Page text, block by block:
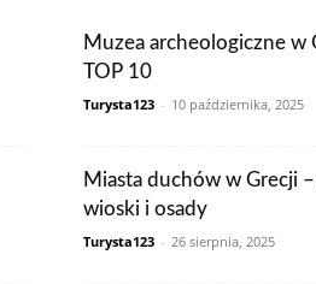
Muzea archeologiczne w
TOP 10
Turysta123 - 10 października, 2025
Miasta duchów w Grecji
wioski i osady
Turysta123 - 26 sierpnia, 2025